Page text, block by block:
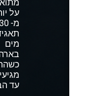
על
מ-
מים
עד